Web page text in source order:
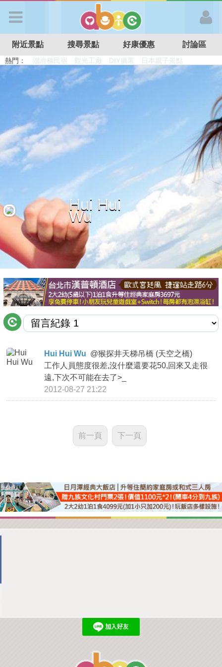
APP登入
首 頁
搜尋景點
好康優惠
最新留言
商家合作
推薦景點
討論區
聯絡我們
APP下載
附近景點 搜尋景點 好康優惠 討論區
熱門： 溜滑梯民宿 觀光工廠 DIY摘果
日本親子景點
特色遊戲場
親子住房優惠 台北親子餐廳 溫泉泡湯SPA
Hui Hui
Wu
Hui Hui Wu @猴探井天梯吊橋 (天空之橋)
工作人員態度很差,沒什麼還要花50,回來又走很
遠,下次不可能在去了>_
2012-08-27 21:22
前一頁 下一頁